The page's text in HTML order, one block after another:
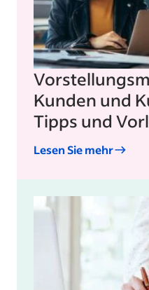
Kunden und
Tipps und
Lesen Sie mehr